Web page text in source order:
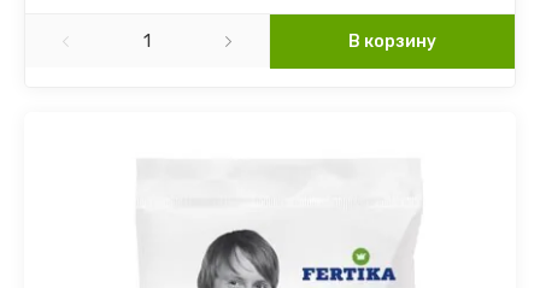
В корзину